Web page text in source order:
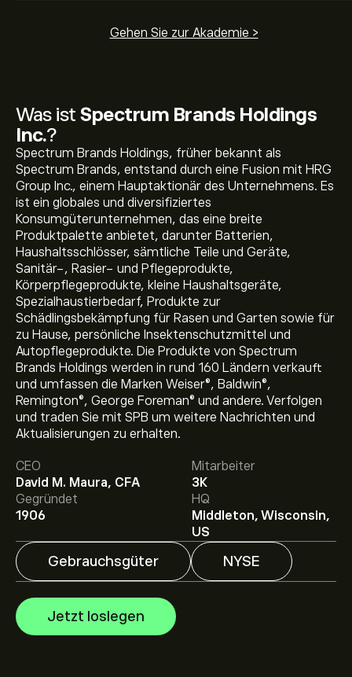
Was ist Spectrum Brands Holdings
Inc.?
Spectrum Brands Holdings, früher bekannt als
Spectrum Brands, entstand durch eine Fusion mit HRG
Group Inc., einem Hauptaktionär des Unternehmens. Es
ist ein globales und diversifiziertes
Konsumgüterunternehmen, das eine breite
Produktpalette anbietet, darunter Batterien,
Haushaltsschlösser, sämtliche Teile und Geräte,
Sanitär-, Rasier- und Pflegeprodukte,
Körperpflegeprodukte, kleine Haushaltsgeräte,
Spezialhaustierbedarf, Produkte zur
Schädlingsbekämpfung für Rasen und Garten sowie für
zu Hause, persönliche Insektenschutzmittel und
Autopflegeprodukte. Die Produkte von Spectrum
Brands Holdings werden in rund 160 Ländern verkauft
und umfassen die Marken Weiser®, Baldwin®,
Remington®, George Foreman® und andere. Verfolgen
und traden Sie mit SPB um weitere Nachrichten und
Aktualisierungen zu erhalten.
CEO
David M. Maura, CFA
Mitarbeiter
3K
Gegründet
1906
HQ
Middleton, Wisconsin,
US
Gebrauchsgüter NYSE
Jetzt loslegen
Gehen Sie zur Akademie >
Aktueller SPB Aktienkurs liegt bei 88.26‎$‎.
Das durchschnittliche Kursziel für Spectrum Brands
Holdings Inc. liegt bei 88.26‎$‎.
Registrieren Sie sich bei
eToro
, um detaillierte Analystenprognosen und Kursziele
Analysten erstellen Prognosen für Spectrum Brands
Holdings Inc. basierend auf Markttrends,
Finanzberichten und erwartetem Wachstum. Hier
finden Sie die aktuellen Prognosen für die weitere
Kursentwicklung.
Die Marktkapitalisierung von Spectrum Brands Holdings